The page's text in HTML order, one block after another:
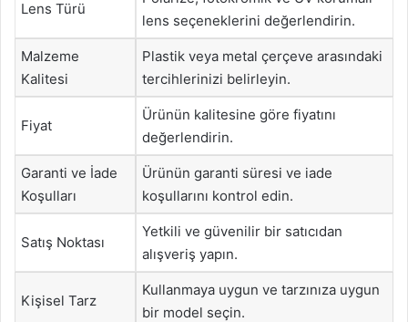
Lens Türü
lens seçeneklerini değerlendirin.
Malzeme
Kalitesi
Plastik veya metal çerçeve arasındaki
tercihlerinizi belirleyin.
Fiyat
Ürünün kalitesine göre fiyatını
değerlendirin.
Garanti ve İade
Koşulları
Ürünün garanti süresi ve iade
koşullarını kontrol edin.
Satış Noktası
Yetkili ve güvenilir bir satıcıdan
alışveriş yapın.
Kişisel Tarz
Kullanmaya uygun ve tarzınıza uygun
bir model seçin.